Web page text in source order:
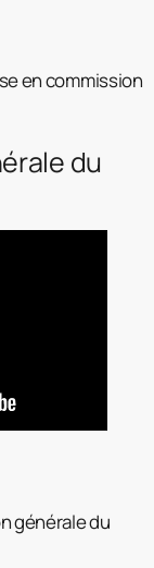
en commission
du
générale du